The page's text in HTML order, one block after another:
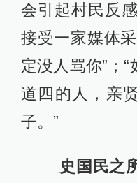
会引起村民反
接受一家媒体
定没人骂你”；
道四的人，亲
子。”
史国民之